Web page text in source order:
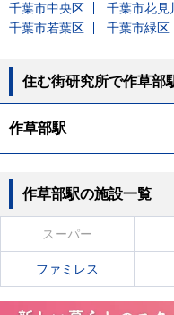
千葉市中央区 千葉市花見
千葉市若葉区
千葉市緑区
住む街研究所で作草部
作草部駅
作草部駅の施設一覧
スーパー
ファミレス